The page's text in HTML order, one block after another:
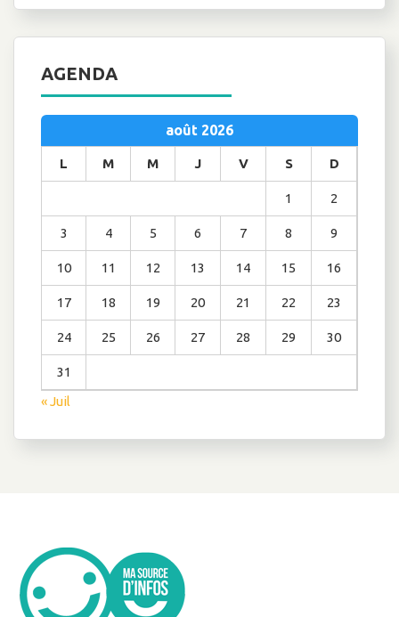
AGENDA
août 2026
L M M J V S D
1 2
3 4 5 6 7 8 9
10 11 12 13 14 15 16
17 18 19 20 21 22 23
24 25 26 27 28 29 30
31
« Juil